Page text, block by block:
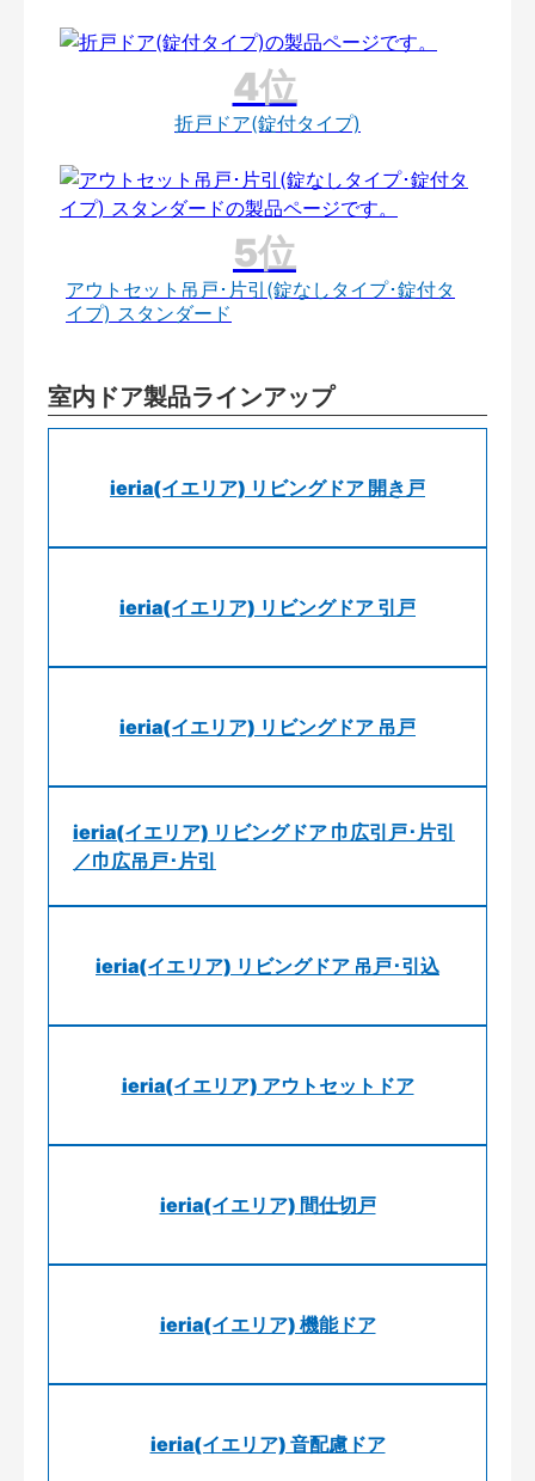
折戸ドア(錠付タイプ)
アウトセット吊戸･片引(錠なしタイプ･錠付タ
イプ) スタンダード
室内ドア製品ラインアップ
ieria(イエリア) リビングドア 開き戸
ieria(イエリア) リビングドア 引戸
ieria(イエリア) リビングドア 吊戸
ieria(イエリア) リビングドア 巾広引戸･片引
／巾広吊戸･片引
ieria(イエリア) リビングドア 吊戸･引込
ieria(イエリア) アウトセットドア
ieria(イエリア) 間仕切戸
ieria(イエリア) 機能ドア
ieria(イエリア) 音配慮ドア